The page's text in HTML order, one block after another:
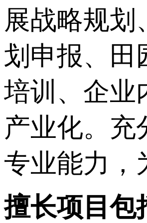
展战略规划
划申报、田
培训、企业
产业化。充
专业能力，
擅长项目包